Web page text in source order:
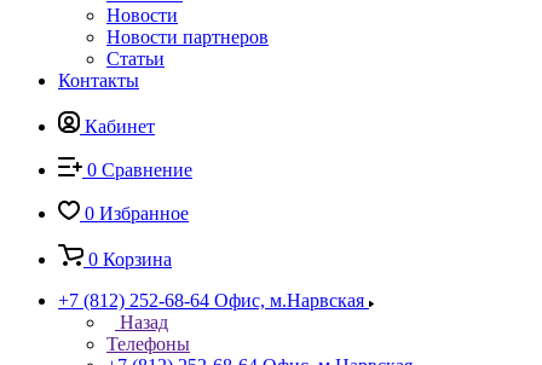
Новости
Новости партнеров
Статьи
Контакты
Кабинет
0 Сравнение
0 Избранное
0 Корзина
+7 (812) 252-68-64 Офис, м.Нарвская
Назад
Телефоны